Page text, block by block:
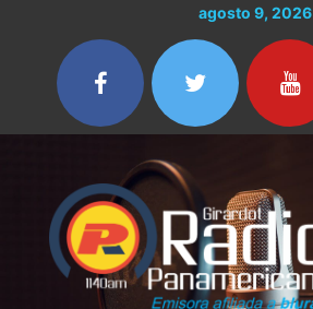
contenido
agosto 9, 2026